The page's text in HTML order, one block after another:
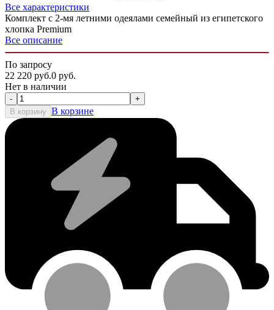
Все характеристики
Комплект с 2-мя летними одеялами семейный из египетского
хлопка Premium
Все описание
По запросу
22 220 руб.0 руб.
Нет в наличии
-
+
В корзину В корзине